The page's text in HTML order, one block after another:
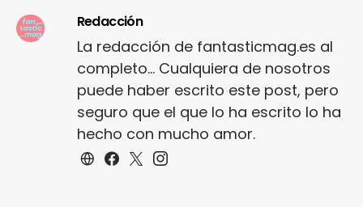
Redacción
La redacción de fantasticmag.es al
completo... Cualquiera de nosotros
puede haber escrito este post, pero
seguro que el que lo ha escrito lo ha
hecho con mucho amor.